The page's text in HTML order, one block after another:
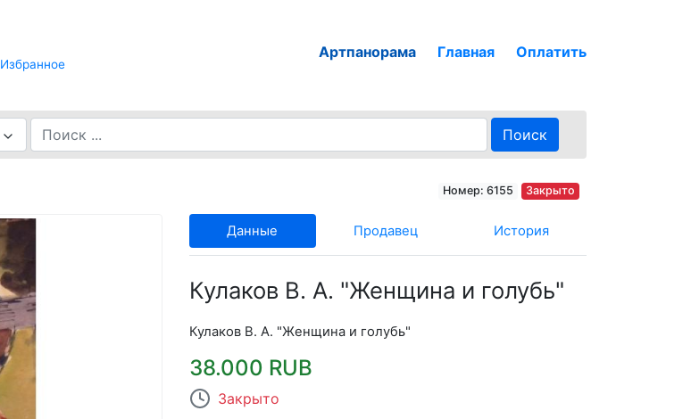
Избранное
Артпанорама Главная Оплатить
Поиск
Номер: 6155 Закрыто
Данные Продавец История
Кулаков В. А. "Женщина и голубь"
Кулаков В. А. "Женщина и голубь"
38.000 RUB
Закрыто